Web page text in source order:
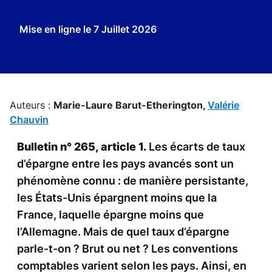
Mise en ligne le 7 Juillet 2026
Auteurs : Marie-Laure Barut-Etherington, Valérie
Chauvin
Bulletin n° 265, article 1. Les écarts de taux
d’épargne entre les pays avancés sont un
phénomène connu : de manière persistante,
les États-Unis épargnent moins que la
France, laquelle épargne moins que
l’Allemagne. Mais de quel taux d’épargne
parle-t-on ? Brut ou net ? Les conventions
comptables varient selon les pays. Ainsi, en